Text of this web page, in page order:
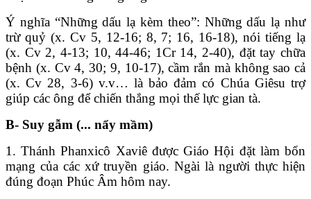
Ý nghĩa “Những dấu lạ kèm theo”: Những dấu lạ như
trừ quỷ (x. Cv 5, 12-16; 8, 7; 16, 16-18), nói tiếng lạ
(x. Cv 2, 4-13; 10, 44-46; 1Cr 14, 2-40), đặt tay chữa
bệnh (x. Cv 4, 30; 9, 10-17), cầm rắn mà không sao cả
(x. Cv 28, 3-6) v.v… là bảo đảm có Chúa Giêsu trợ
giúp các ông để chiến thắng mọi thế lực gian tà.
B- Suy gẫm (... nẩy mầm)
1. Thánh Phanxicô Xaviê được Giáo Hội đặt làm bổn
mạng của các xứ truyền giáo. Ngài là người thực hiện
đúng đoạn Phúc Âm hôm nay.